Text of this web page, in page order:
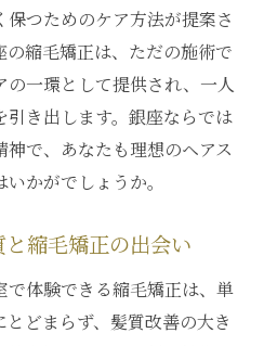
つためのケア方法が提案さ
縮毛矯正は、ただの施術で
の一環として提供され、一人
引き出します。銀座ならでは
で、あなたも理想のヘアス
かがでしょうか。
縮毛矯正の出会い
体験できる縮毛矯正は、単
どまらず、髪質改善の大き